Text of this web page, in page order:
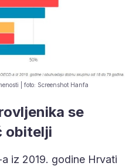
| foto: Screenshot Hanfa
se
obitelji
iz 2019. godine Hrvati